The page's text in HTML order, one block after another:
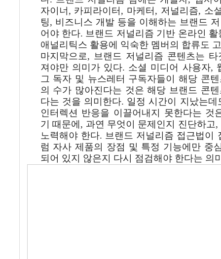
자이너, 카피라이터, 마케터, 저널리즘, 소
팅, 비즈니스 개발 등을 이해하는 브랜드
어야 한다. 브랜드 저널리즘 기반 온라인 활
애널리틱스 활용에 익숙한 멤버의 합류도
마지막으로, 브랜드 저널리즘 콘텐츠는 타
져야만 의미가 있다. 소셜 미디어 사용자,
그 독자 및 뉴스레터 구독자들이 해당 콘
의 수가 많아진다는 것은 해당 브랜드 콘
다는 것을 의미한다. 일정 시간이 지났는데
인터렉션 반응을 이끌어내지 못한다는 것
기 때문에, 과연 무엇이 문제인지 진단하고,
노력해야 한다. 브랜드 저널리즘 접근법이
럼 자사 제품의 장점 및 특정 기능에만 중
되어 있지 않은지 다시 점검해야 한다는 의